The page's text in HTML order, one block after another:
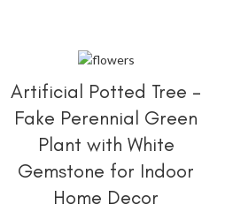
Artificial Potted Tree –
Fake Perennial Green
Plant with White
Gemstone for Indoor
Home Decor